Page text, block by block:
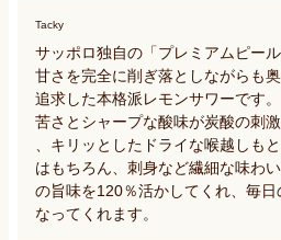
Tacky
サッポロ独自の「プレミアムピー
甘さを完全に削ぎ落としながらも
追求した本格派レモンサワーです
苦さとシャープな酸味が炭酸の刺
、キリッとしたドライな喉越しも
はもちろん、刺身など繊細な味わ
の旨味を120％活かしてくれ、毎
なってくれます。